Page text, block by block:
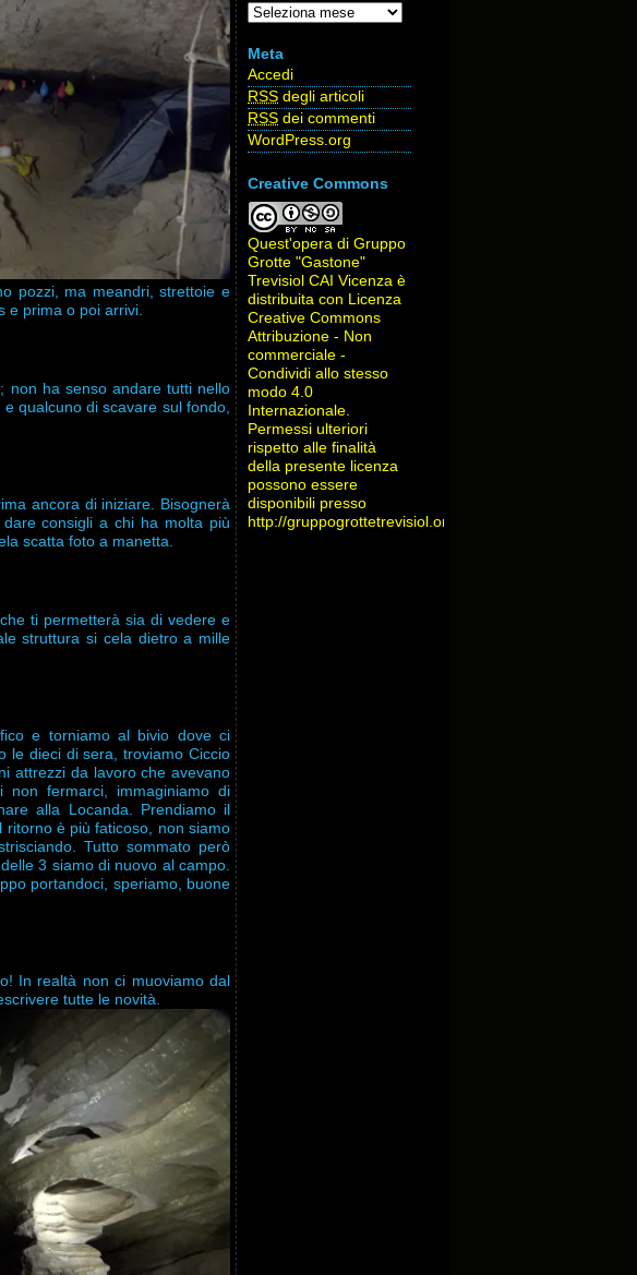
pozzi, ma meandri, strettoie e
e prima o poi arrivi.
non ha senso andare tutti nello
qualcuno di scavare sul fondo,
ancora di iniziare. Bisognerà
consigli a chi ha molta più
scatta foto a manetta.
ti permetterà sia di vedere e
struttura si cela dietro a mille
e torniamo al bivio dove ci
le dieci di sera, troviamo Ciccio
attrezzi da lavoro che avevano
non fermarci, immaginiamo di
alla Locanda. Prendiamo il
è più faticoso, non siamo
Tutto sommato però
3 siamo di nuovo al campo.
portandoci, speriamo, buone
In realtà non ci muoviamo dal
tutte le novità.
Storico
Meta
Accedi
RSS degli articoli
RSS dei commenti
WordPress.org
Creative Commons
Quest'opera di Gruppo
Grotte "Gastone"
Trevisiol CAI Vicenza è
distribuita con Licenza
Creative Commons
Attribuzione - Non
commerciale -
Condividi allo stesso
modo 4.0
Internazionale.
Permessi ulteriori
rispetto alle finalità
della presente licenza
possono essere
disponibili presso
http://gruppogrottetrevisiol.org/contatti/